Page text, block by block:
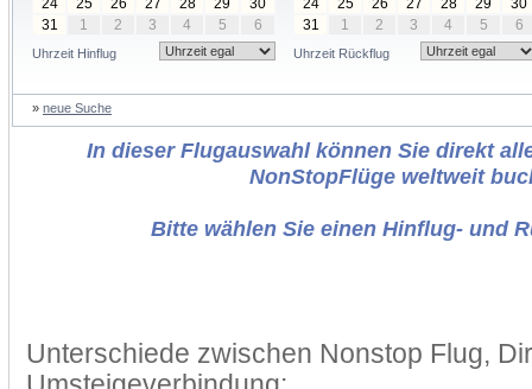
24
25 26 27 28 29
30
31
1 2 3 4 5 6
Uhrzeit Hinflug
24
25 26 27 28 29
30
31
1 2 3 4 5 6
Uhrzeit Rückflug
» neue Suche
In dieser Flugauswahl können Sie direkt
NonStopFlüge weltweit
Bitte wählen Sie einen Hinflug- und
Unterschiede zwischen Nonstop Flug,